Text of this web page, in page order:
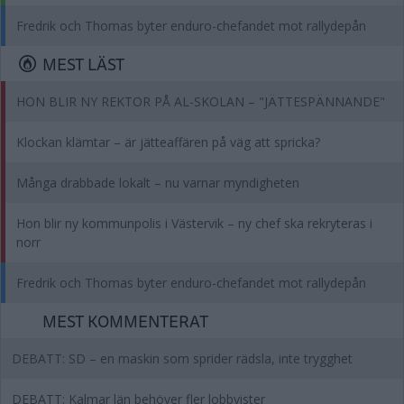
Fredrik och Thomas byter enduro-chefandet mot rallydepån
MEST LÄST
HON BLIR NY REKTOR PÅ AL-SKOLAN – "JÄTTESPÄNNANDE"
Klockan klämtar – är jätteaffären på väg att spricka?
Många drabbade lokalt – nu varnar myndigheten
Hon blir ny kommunpolis i Västervik – ny chef ska rekryteras i
norr
Fredrik och Thomas byter enduro-chefandet mot rallydepån
MEST KOMMENTERAT
DEBATT: SD – en maskin som sprider rädsla, inte trygghet
DEBATT: Kalmar län behöver fler lobbyister